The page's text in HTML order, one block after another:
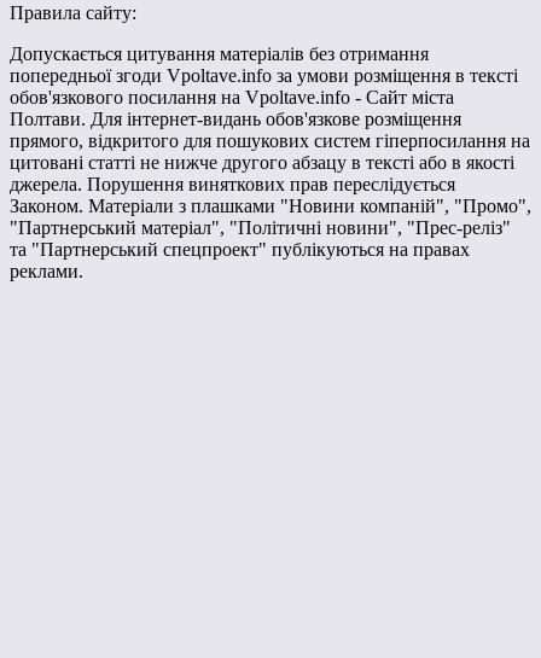
Правила сайту:
Допускається цитування матеріалів без отримання
попередньої згоди Vpoltave.info за умови розміщення в тексті
обов'язкового посилання на Vpoltave.info - Сайт міста
Полтави. Для інтернет-видань обов'язкове розміщення
прямого, відкритого для пошукових систем гіперпосилання на
цитовані статті не нижче другого абзацу в тексті або в якості
джерела. Порушення виняткових прав переслідується
Законом. Матеріали з плашками "Новини компаній", "Промо",
"Партнерський матеріал", "Політичні новини", "Прес-реліз"
та "Партнерський спецпроект" публікуються на правах
реклами.